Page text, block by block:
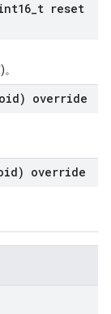
t reset
override
override